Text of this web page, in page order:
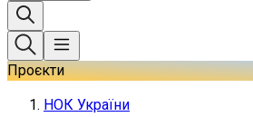
Проєкти
НОК України